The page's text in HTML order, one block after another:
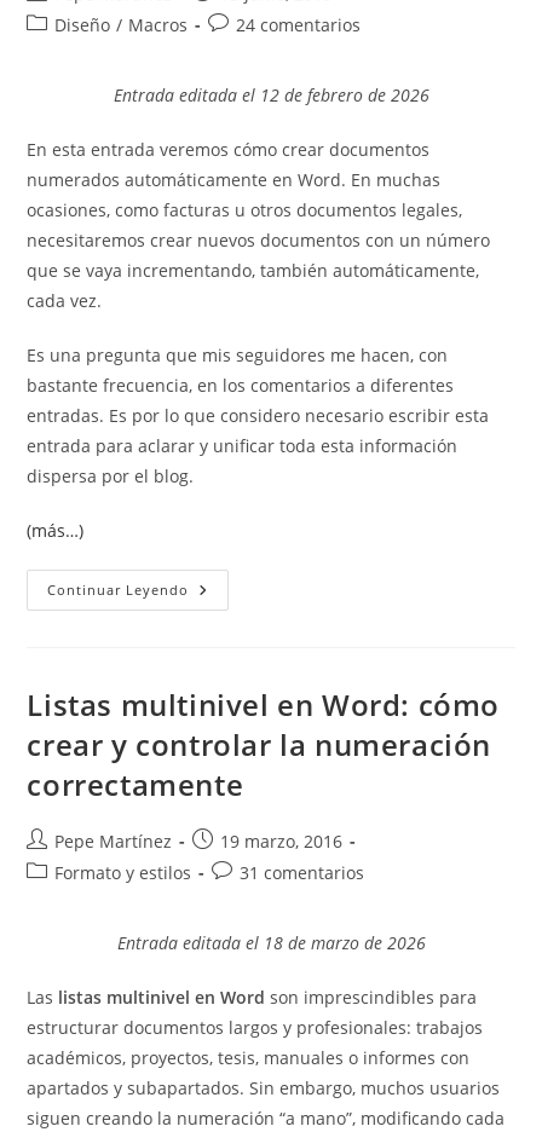
de
de
Categoría
Diseño / Macros
Comentarios
entrada:
24 comentarios
Entrada editada el 12 de febrero de 2026
En esta entrada veremos cómo crear documentos
numerados automáticamente en Word. En muchas
ocasiones, como facturas u otros documentos legales,
necesitaremos crear nuevos documentos con un número
que se vaya incrementando, también automáticamente,
cada vez.
Es una pregunta que mis seguidores me hacen, con
bastante frecuencia, en los comentarios a diferentes
entradas. Es por lo que considero necesario escribir esta
entrada para aclarar y unificar toda esta información
dispersa por el blog.
(más…)
Continuar Leyendo Crear
Documentos
Listas multinivel en Word: cómo
crear y controlar la numeración
correctamente
Autor
de
Pepe Martínez
Publicación
de
19 marzo, 2016
Categoría
Formato y estilos
Comentarios
entrada:
31 comentarios
Entrada editada el 18 de marzo de 2026
Las listas multinivel en Word son imprescindibles para
estructurar documentos largos y profesionales: trabajos
académicos, proyectos, tesis, manuales o informes con
apartados y subapartados. Sin embargo, muchos usuarios
siguen creando la numeración “a mano”, modificando cada